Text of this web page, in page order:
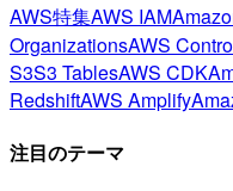
AWS特集AWS IAM
OrganizationsAWS
S3S3 TablesAWS CDK
RedshiftAWS Amplify
注目のテーマ